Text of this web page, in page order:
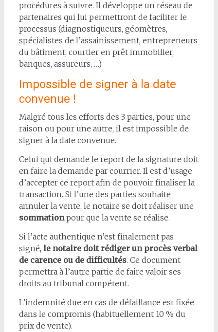
procédures à suivre. Il développe un réseau de
partenaires qui lui permettront de faciliter le
processus (diagnostiqueurs, géomètres,
spécialistes de l’assainissement, entrepreneurs
du bâtiment, courtier en prêt immobilier,
banques, assureurs, …)
Impossible de signer à la date
convenue !
Malgré tous les efforts des 3 parties, pour une
raison ou pour une autre, il est impossible de
signer à la date convenue.
Celui qui demande le report de la signature doit
en faire la demande par courrier. Il est d’usage
d’accepter ce report afin de pouvoir finaliser la
transaction. Si l’une des parties souhaite
annuler la vente, le notaire se doit réaliser une
sommationpour que la vente se réalise.
Si l’acte authentique n’est finalement pas
signé, le notaire doit rédiger un procès verbal
de carence ou de difficultés. Ce document
permettra à l’autre partie de faire valoir ses
droits au tribunal compétent.
L’indemnité due en cas de défaillance est fixée
dans le compromis (habituellement 10 % du
prix de vente).